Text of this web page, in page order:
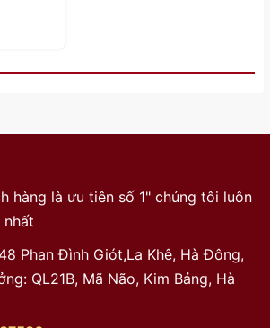
hàng là ưu tiên số 1" chúng tôi luôn
Phan Đình Giót,La Khê, Hà Đông,
QL21B, Mã Não, Kim Bảng, Hà